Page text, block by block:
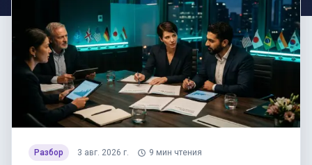
Разбор 3 авг. 2026 г. 9 мин чтения